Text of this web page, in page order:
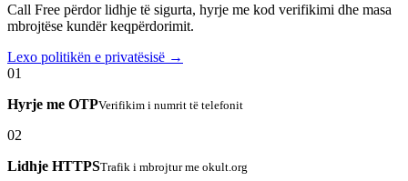
Call Free përdor lidhje të sigurta, hyrje me kod verifikimi dhe masa
mbrojtëse kundër keqpërdorimit.
Lexo politikën e privatësisë →
01
Hyrje me OTPVerifikim i numrit të telefonit
02
Lidhje HTTPSTrafik i mbrojtur me okult.org